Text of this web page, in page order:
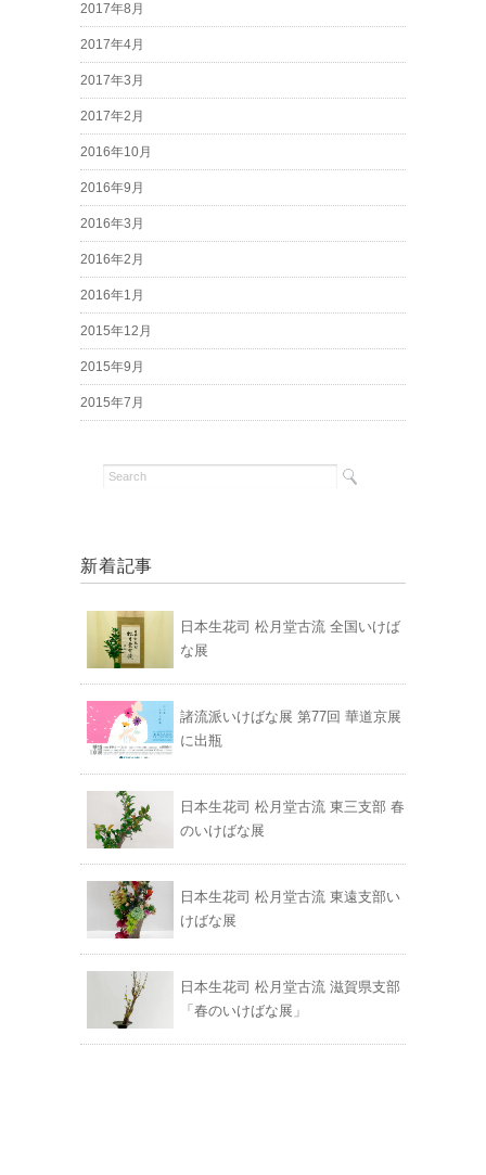
2017年8月
2017年4月
2017年3月
2017年2月
2016年10月
2016年9月
2016年3月
2016年2月
2016年1月
2015年12月
2015年9月
2015年7月
新着記事
日本生花司 松月堂古流 全国いけば
な展
諸流派いけばな展 第77回 華道京展
に出瓶
日本生花司 松月堂古流 東三支部 春
のいけばな展
日本生花司 松月堂古流 東遠支部い
けばな展
日本生花司 松月堂古流 滋賀県支部
「春のいけばな展」